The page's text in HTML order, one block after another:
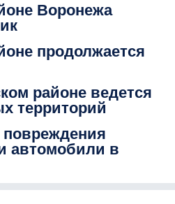
Воронежа
продолжается
районе ведется
территорий
автомобили в